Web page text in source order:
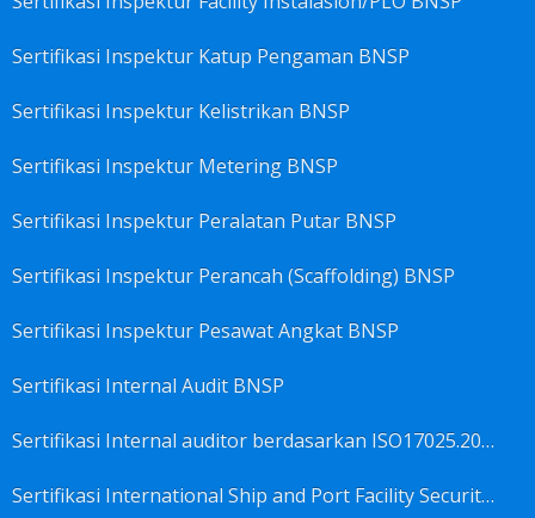
Sertifikasi Inspektur Katup Pengaman BNSP
Sertifikasi Inspektur Kelistrikan BNSP
Sertifikasi Inspektur Metering BNSP
Sertifikasi Inspektur Peralatan Putar BNSP
Sertifikasi Inspektur Perancah (Scaffolding) BNSP
Sertifikasi Inspektur Pesawat Angkat BNSP
Sertifikasi Internal Audit BNSP
Sertifikasi Internal auditor berdasarkan ISO17025.2017 Pedoman Panduan Mutu&Prosedur Laboratorium BNSP
Sertifikasi International Ship and Port Facility Security Code/ISPS Auditor BNSP